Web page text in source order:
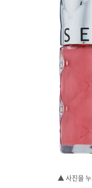
▲ 사진을 누